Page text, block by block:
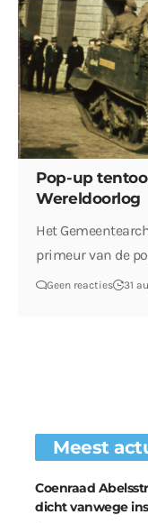
Pop-up
Wereldoorlog
Het
primeur van de
Geen reacties 31
Meest
Coenraad
dicht vanwege